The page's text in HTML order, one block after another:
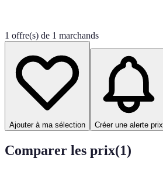
1 offre(s) de 1 marchands
Ajouter à ma sélection Créer une alerte prix
Comparer les prix(1)